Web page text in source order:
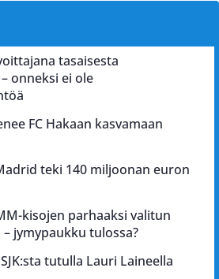
tasaisesta
onneksi ei ole
FC Hakaan kasvamaan
teki 140 miljoonan euron
kisojen parhaaksi valitun
jymypaukku tulossa?
tutulla Lauri Laineella